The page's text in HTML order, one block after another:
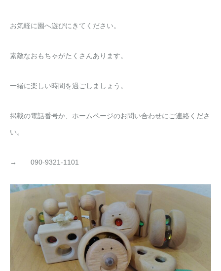
お気軽に園へ遊びにきてください。
素敵なおもちゃがたくさんあります。
一緒に楽しい時間を過ごしましょう。
掲載の電話番号か、ホームページのお問い合わせにご連絡くださ
い。
→ 090-9321-1101